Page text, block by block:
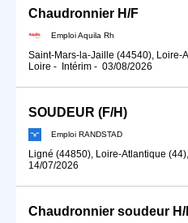
Chaudronnier H/F
Emploi Aquila Rh
Saint-Mars-la-Jaille (44540), Loire-
Loire - Intérim - 03/08/2026
SOUDEUR (F/H)
Emploi RANDSTAD
Ligné (44850), Loire-Atlantique
14/07/2026
Chaudronnier soudeur H/